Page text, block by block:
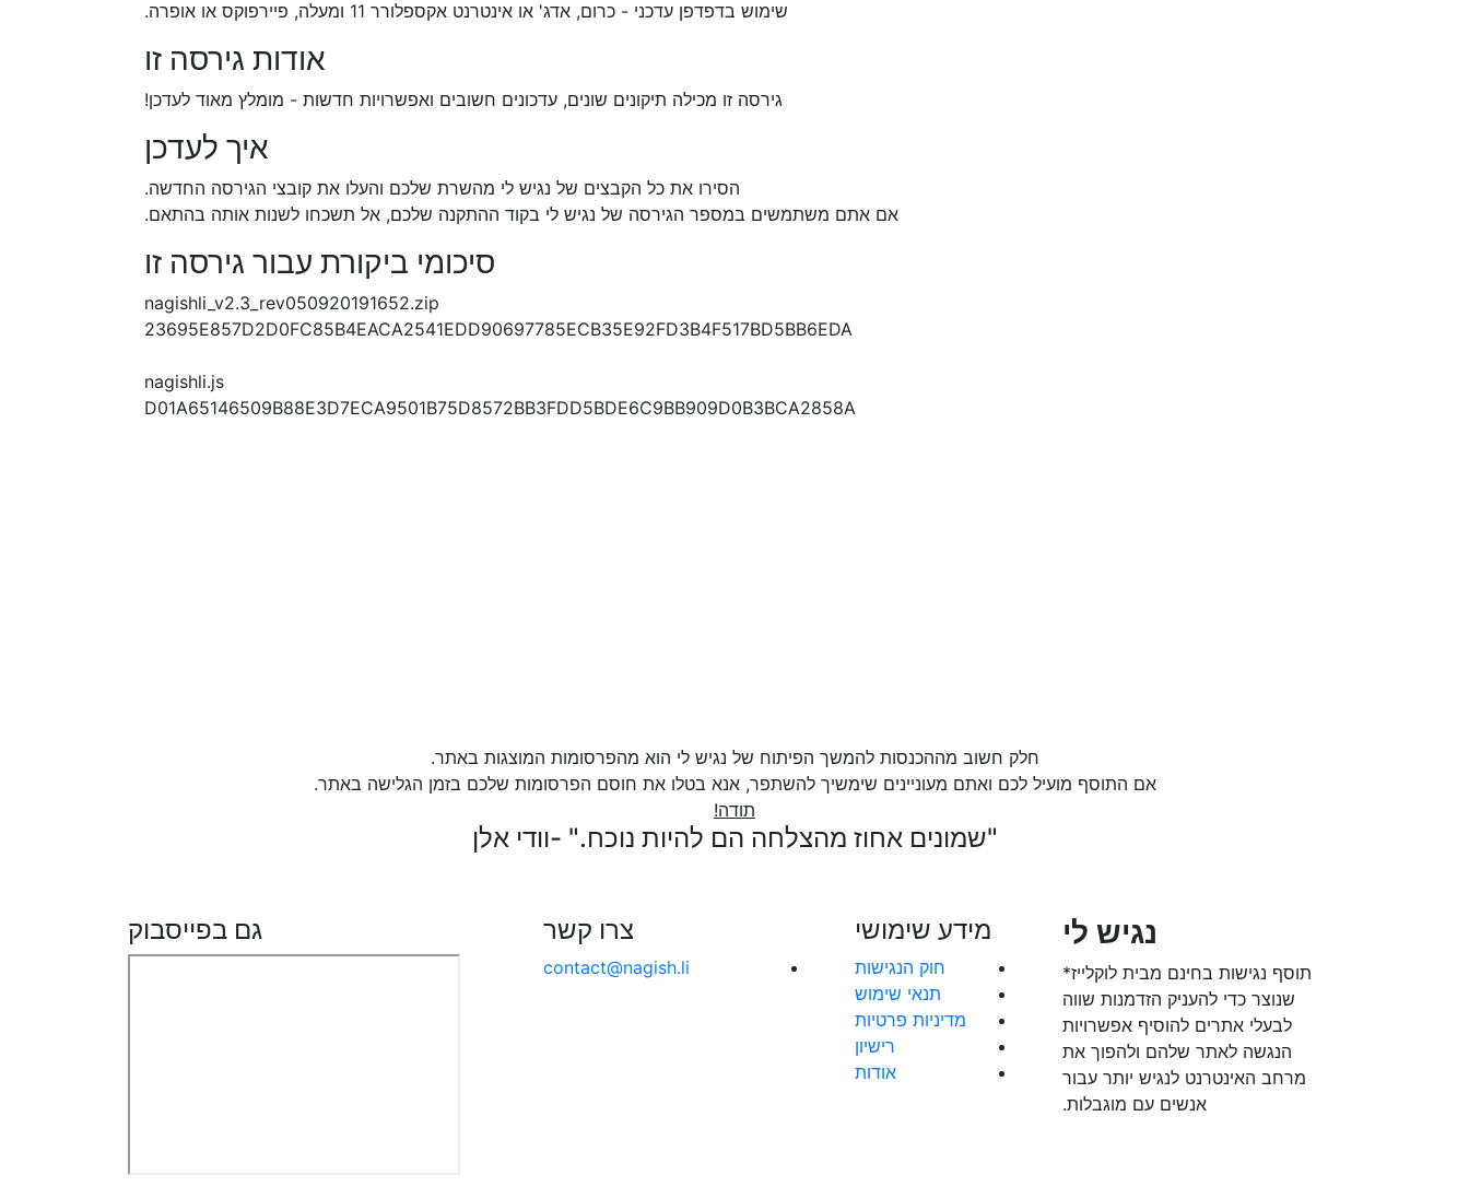
שימוש בדפדפן עדכני - כרום, אדג' או אינטרנט אקספלורר 11 ומעלה, פיירפוקס או אופרה.
אודות גירסה זו
גירסה זו מכילה תיקונים שונים, עדכונים חשובים ואפשרויות חדשות - מומלץ מאוד לעדכן!
איך לעדכן
הסירו את כל הקבצים של נגיש לי מהשרת שלכם והעלו את קובצי הגירסה החדשה.
אם אתם משתמשים במספר הגירסה של נגיש לי בקוד ההתקנה שלכם, אל תשכחו לשנות אותה בהתאם.
סיכומי ביקורת עבור גירסה זו
nagishli_v2.3_rev050920191652.zip
23695E857D2D0FC85B4EACA2541EDD90697785ECB35E92FD3B4F517BD5BB6EDA
nagishli.js
D01A65146509B88E3D7ECA9501B75D8572BB3FDD5BDE6C9BB909D0B3BCA2858A
חלק חשוב מההכנסות להמשך הפיתוח של נגיש לי הוא מהפרסומות המוצגות באתר.
אם התוסף מועיל לכם ואתם מעוניינים שימשיך להשתפר, אנא בטלו את חוסם הפרסומות שלכם בזמן הגלישה באתר.
תודה!
"שמונים אחוז מהצלחה הם להיות נוכח." -וודי אלן
נגיש לי
תוסף נגישות בחינם מבית לוקלייז*
שנוצר כדי להעניק הזדמנות שווה
לבעלי אתרים להוסיף אפשרויות
הנגשה לאתר שלהם ולהפוך את
מרחב האינטרנט לנגיש יותר עבור
אנשים עם מוגבלות.
מידע שימושי
חוק הנגישות
תנאי שימוש
מדיניות פרטיות
רישיון
אודות
צרו קשר
contact@nagish.li
גם בפייסבוק